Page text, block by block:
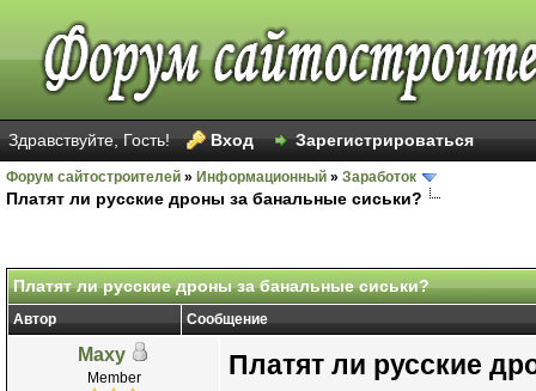
Здравствуйте, Гость! Вход Зарегистрироваться
Форум сайтостроителей » Информационный » Заработок
Платят ли русские дроны за банальные сиськи?
Платят ли русские дроны за банальные сиськи?
Автор Сообщение
Maxy
Member Платят ли русские